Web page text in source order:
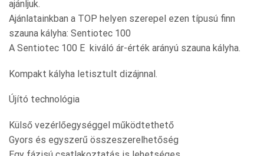
ajánljuk.
Ajánlatainkban a TOP helyen szerepel ezen típusú finn
szauna kályha: Sentiotec 100
A Sentiotec 100 E kiváló ár-érték arányú szauna kályha.
Kompakt kályha letisztult dizájnnal.
Újító technológia
Külső vezérlőegységgel működtethető
Gyors és egyszerű összeszerelhetőség